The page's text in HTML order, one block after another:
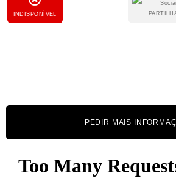
INDISPONÍVEL
PEDIR MAIS